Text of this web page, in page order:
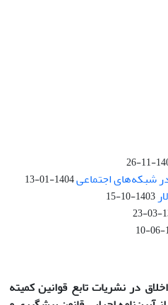
شبکه‌های اجتماعی1404-01-13
1403-10-15
در نشریات تابع قوانین کمیته